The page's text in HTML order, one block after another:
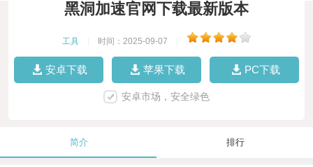
黑洞加速官网下载最新版本
工具 时间：2025-09-07
安卓下载 苹果下载 PC下载
安卓市场，安全绿色
简介 排行